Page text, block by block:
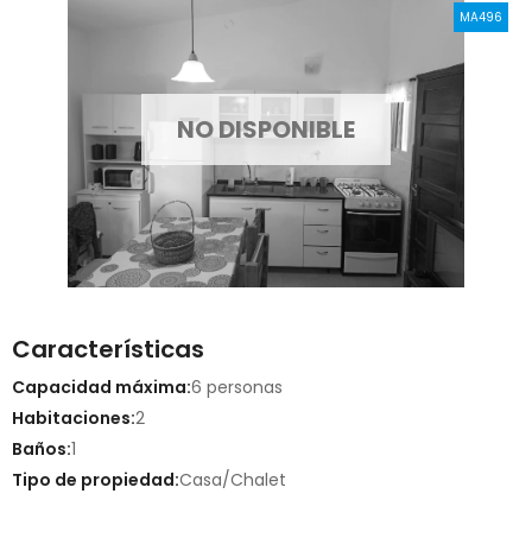
NO DISPONIBLE
MA496
Características
Capacidad máxima:6 personas
Habitaciones:2
Baños:1
Tipo de propiedad:Casa/Chalet